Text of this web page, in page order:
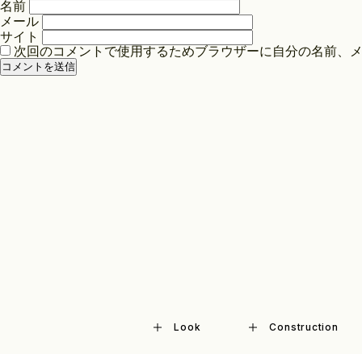
ョ
ン
名前
メール
サイト
次回のコメントで使用するためブラウザーに自分の名前、
Look Construction